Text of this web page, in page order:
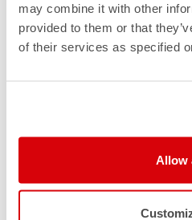
may combine it with other
provided to them or that
of their services as specified
Allow